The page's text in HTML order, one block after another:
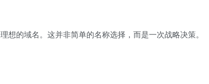
的域名。这并非简单的名称选择，而是一次战略决策。